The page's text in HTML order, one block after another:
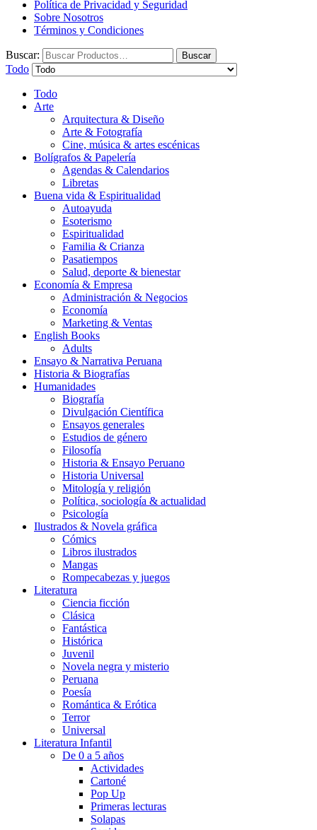
Política de Privacidad y Seguridad
Sobre Nosotros
Términos y Condiciones
Buscar: Buscar
Todo
Todo
Arte
Arquitectura & Diseño
Arte & Fotografía
Cine, música & artes escénicas
Bolígrafos & Papelería
Agendas & Calendarios
Libretas
Buena vida & Espiritualidad
Autoayuda
Esoterismo
Espiritualidad
Familia & Crianza
Pasatiempos
Salud, deporte & bienestar
Economía & Empresa
Administración & Negocios
Economía
Marketing & Ventas
English Books
Adults
Ensayo & Narrativa Peruana
Historia & Biografías
Humanidades
Biografía
Divulgación Científica
Ensayos generales
Estudios de género
Filosofía
Historia & Ensayo Peruano
Historia Universal
Mitología y religión
Política, sociología & actualidad
Psicología
Ilustrados & Novela gráfica
Cómics
Libros ilustrados
Mangas
Rompecabezas y juegos
Literatura
Ciencia ficción
Clásica
Fantástica
Histórica
Juvenil
Novela negra y misterio
Peruana
Poesía
Romántica & Erótica
Terror
Universal
Literatura Infantil
De 0 a 5 años
Actividades
Cartoné
Pop Up
Primeras lecturas
Solapas